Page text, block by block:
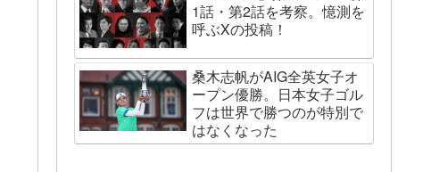
1話・第2話を考察。憶測を
呼ぶXの投稿！
桑木志帆がAIG全英女子オ
ープン優勝。日本女子ゴル
フは世界で勝つのが特別で
はなくなった